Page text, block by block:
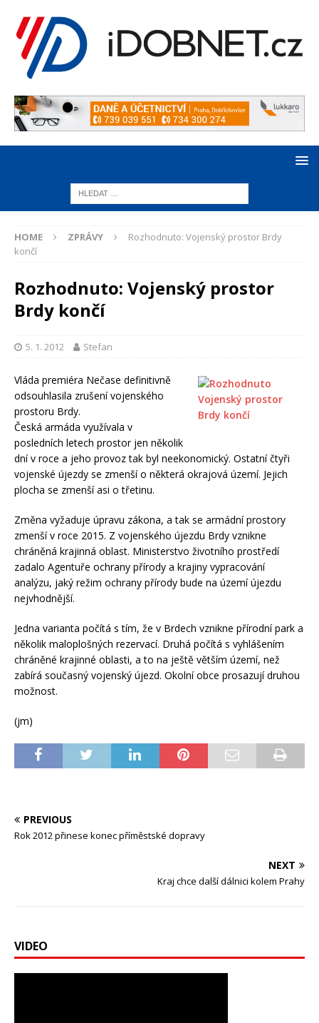
HOME ZPRÁVY
Rozhodnuto: Vojenský prostor Brdy
končí
Rozhodnuto: Vojenský prostor
Brdy končí
5. 1. 2012 Stefan
Vláda premiéra Nečase definitivně
odsouhlasila zrušení vojenského
prostoru Brdy.
Česká armáda využívala v
posledních letech prostor jen několik
dní v roce a jeho provoz tak byl neekonomický. Ostatní čtyři
vojenské újezdy se zmenší o některá okrajová území. Jejich
plocha se zmenší asi o třetinu.
Změna vyžaduje úpravu zákona, a tak se armádní prostory
zmenší v roce 2015. Z vojenského újezdu Brdy vznikne
chráněná krajinná oblast. Ministerstvo životního prostředí
zadalo Agentuře ochrany přírody a krajiny vypracování
analýzu, jaký režim ochrany přírody bude na území újezdu
nejvhodnější.
Jedna varianta počítá s tím, že v Brdech vznikne přírodní park a
několik maloplošných rezervací. Druhá počítá s vyhlášením
chráněné krajinné oblasti, a to na ještě větším území, než
zabírá současný vojenský újezd. Okolní obce prosazují druhou
možnost.
(jm)
PREVIOUS
Rok 2012 přinese konec příměstské dopravy
NEXT
Kraj chce další dálnici kolem Prahy
VIDEO